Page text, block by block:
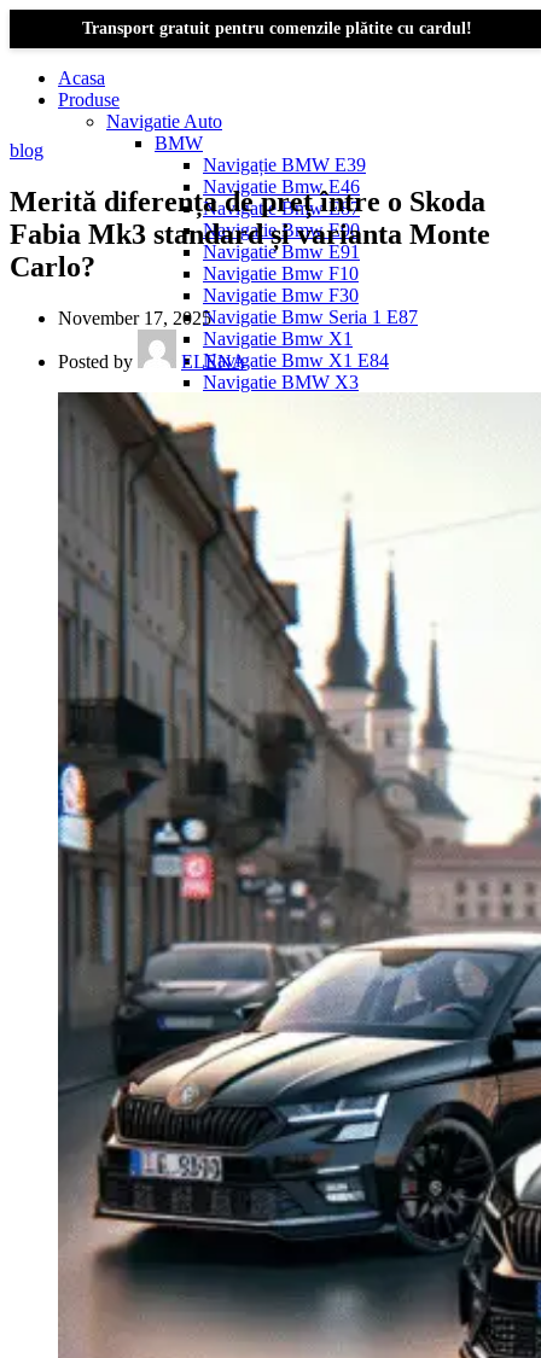
Transport gratuit pentru comenzile plătite cu cardul!
Acasa
Produse
Navigatie Auto
BMW
Navigație BMW E39
Navigatie Bmw E46
Navigatie Bmw E87
Navigatie Bmw E90
Navigatie Bmw E91
Navigatie Bmw F10
Navigatie Bmw F30
Navigatie Bmw Seria 1 E87
Navigatie Bmw X1
Navigatie Bmw X1 E84
Navigatie BMW X3
Navigatie BMW X3 f25
Dacia Logan
Navigație Dacia Logan 1 (2004–2012)
Navigație Dacia Logan 2 (2012–2020)
Navigație Dacia Logan 3 (2020–Prezent)
Dacia Duster
Navigatie Duster 2011
Navigatie Duster 2019
Navigatie Audi A3 8p
Navigatie Audi A4
Navigatie Audi A4 B6
Navigatie Audi A4 B7
Navigatie Audi A4 B8
Navigatie Audi A5
Navigatie Audi A6 C5
Navigatie Audi A6 C6
Navigatie Audi A6 C7
Navigatie Audi Q5
Ford
Navigație Ford Fiesta
Navigație Ford Focus 1
Navigație Ford Focus 2
Navigație Ford Focus MK3
Navigație Ford Mondeo MK3
Navigație Ford Mondeo MK4
Navigație Ford Transit
Mercedes
Navigație Mercedes C Class W203
Navigație Mercedes C Class W204
Navigație Mercedes W203
Navigație Mercedes W204
Navigație Mercedes W211
Navigație Mercedes Sprinter
Passat
Navigație Passat B5
Navigație Passat B5 5
Navigație Passat B6
Navigație Passat B8
Navigație Passat CC
Skoda
Navigație Skoda Fabia 1
blog
Merită diferența de preț între o Skoda
Fabia Mk3 standard și varianta Monte
Carlo?
November 17, 2025
Posted by ELENA